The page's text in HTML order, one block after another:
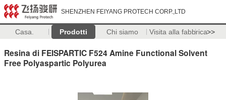
SHENZHEN FEIYANG PROTECH CORP.,LTD
Casa. Prodotti Chi siamo Visita alla fabbrica>>
Resina di FEISPARTIC F524 Amine Functional Solvent
Free Polyaspartic Polyurea